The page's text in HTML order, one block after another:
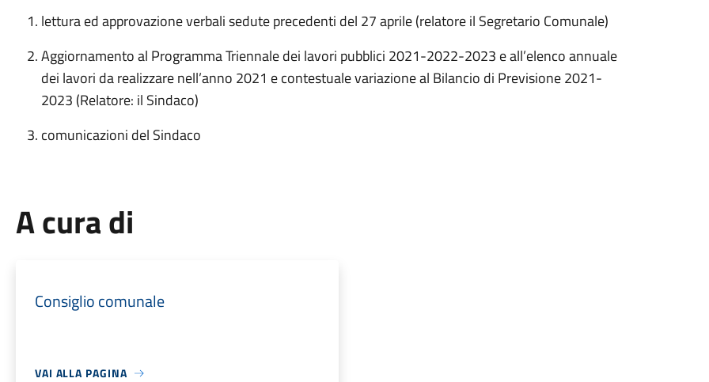
lettura ed approvazione verbali sedute precedenti del 27 aprile (relatore il Segretario Comunale)
Aggiornamento al Programma Triennale dei lavori pubblici 2021-2022-2023 e all’elenco annuale
dei lavori da realizzare nell’anno 2021 e contestuale variazione al Bilancio di Previsione 2021-
2023 (Relatore: il Sindaco)
comunicazioni del Sindaco
A cura di
Consiglio comunale
VAI ALLA PAGINA